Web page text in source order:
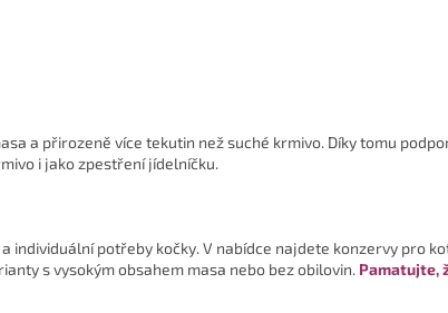
d
a
r
v
a přirozeně více tekutin než suché krmivo. Díky tomu
i jako zpestření jídelníčku.
individuální potřeby kočky. V nabídce najdete konzervy pro
s vysokým obsahem masa nebo bez obilovin. Pamatujte,